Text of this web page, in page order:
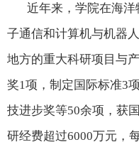
近年来，学院在海
子通信和计算机与机器
地方的重大科研项目与
奖1项，制定国际标准3
技进步奖等50余项，获
研经费超过6000万元，